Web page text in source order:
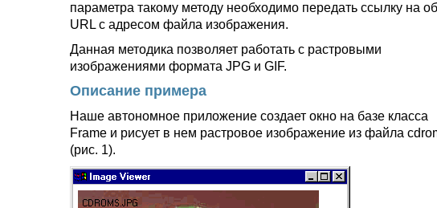
параметра такому методу необходимо передать ссылку на
URL с адресом файла изображения.
Данная методика позволяет работать с растровыми
изображениями формата JPG и GIF.
Описание примера
Наше автономное приложение создает окно на базе класса
Frame и рисует в нем растровое изображение из файла
(рис. 1).